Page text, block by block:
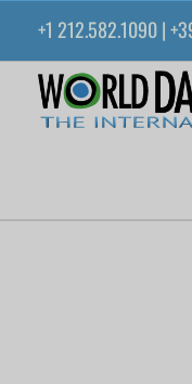
springen
+1 212.582.1090 |